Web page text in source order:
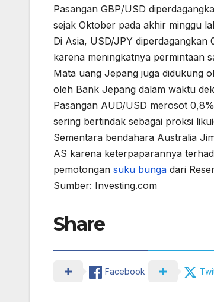
Pasangan GBP/USD
sejak Oktober pada akhir minggu
Di Asia, USD/JPY
karena meningkatnya permintaan
Mata uang Jepang juga didukung
oleh Bank Jepang dalam waktu
Pasangan AUD/USD merosot
sering bertindak sebagai proksi
Sementara bendahara Australia
AS karena keterpaparannya
pemotongan suku bunga dari
Sumber: Investing.com
Share
Facebook